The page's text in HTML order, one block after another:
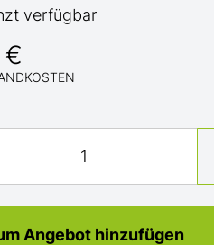
verfügbar
€
Angebot hinzufügen